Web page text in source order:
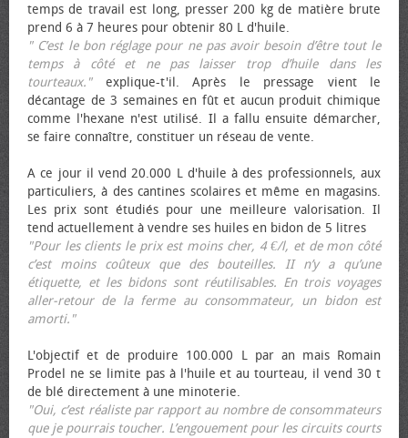
temps de travail est long, presser 200 kg de matière brute
prend 6 à 7 heures pour obtenir 80 L d'huile.
" C’est le bon réglage pour ne pas avoir besoin d’être tout le
temps à côté et ne pas laisser trop d’huile dans les
tourteaux."explique-t'il. Après le pressage vient le
décantage de 3 semaines en fût et aucun produit chimique
comme l'hexane n'est utilisé. Il a fallu ensuite démarcher,
se faire connaître, constituer un réseau de vente.
A ce jour il vend 20.000 L d'huile à des professionnels, aux
particuliers, à des cantines scolaires et même en magasins.
Les prix sont étudiés pour une meilleure valorisation. Il
tend actuellement à vendre ses huiles en bidon de 5 litres
"Pour les clients le prix est moins cher, 4 €/l, et de mon côté
c’est moins coûteux que des bouteilles. II n’y a qu’une
étiquette, et les bidons sont réutilisables. En trois voyages
aller-retour de la ferme au consommateur, un bidon est
amorti."
L'objectif et de produire 100.000 L par an mais Romain
Prodel ne se limite pas à l'huile et au tourteau, il vend 30 t
de blé directement à une minoterie.
"Oui, c’est réaliste par rapport au nombre de consommateurs
que je pourrais toucher. L’engouement pour les circuits courts